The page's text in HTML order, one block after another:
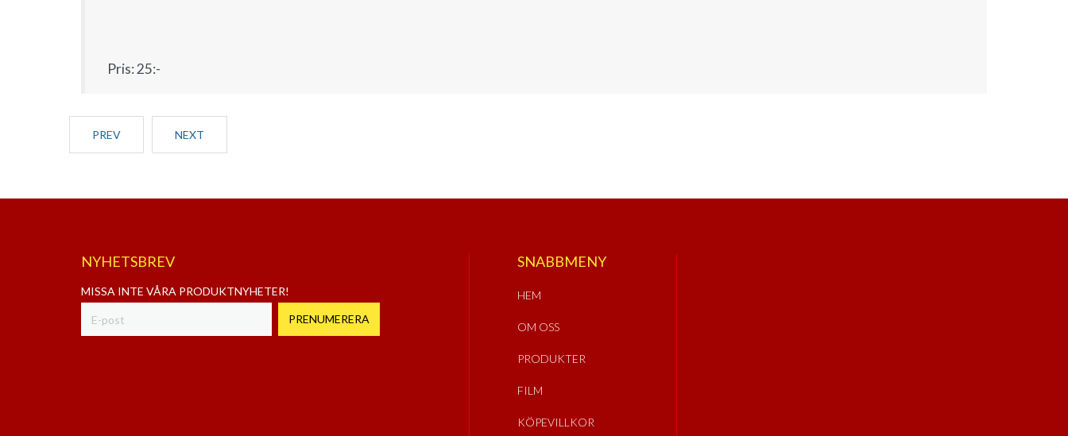
Pris: 25:-
PREV NEXT
NYHETSBREV
MISSA INTE VÅRA PRODUKTNYHETER!
SNABBMENY
HEM
OM OSS
PRODUKTER
FILM
KÖPEVILLKOR